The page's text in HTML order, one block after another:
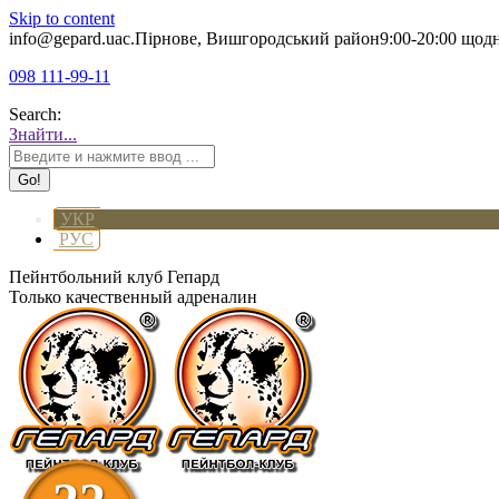
Skip to content
info@gepard.uaс.Пірнове, Вишгородський район9:00-20:00
098 111-99-11
Search:
Знайти...
УКР
РУС
Пейнтбольний клуб Гепард
Только качественный адреналин